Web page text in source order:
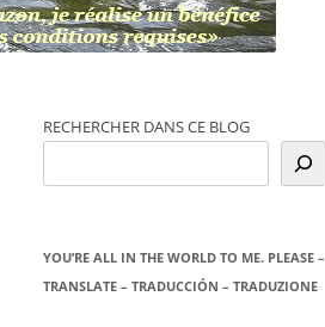
RECHERCHER DANS CE BLOG
YOU’RE ALL IN THE WORLD TO ME. PLEASE –
TRANSLATE – TRADUCCIÓN – TRADUZIONE